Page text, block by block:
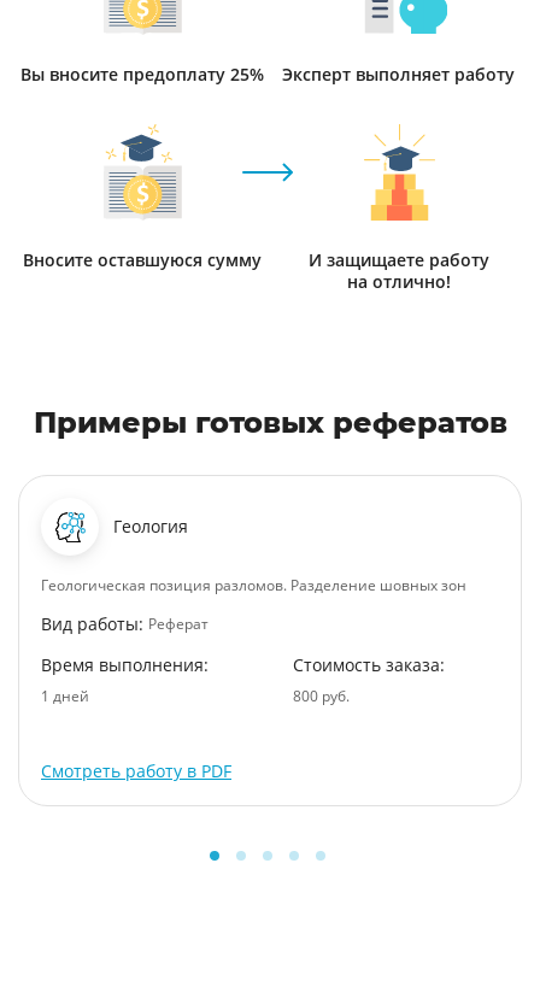
Вы вносите предоплату 25% Эксперт выполняет работу
Вносите оставшуюся сумму
И защищаете работу
на отлично!
Примеры готовых рефератов
Геология
Геологическая позиция разломов. Разделение шовных зон
Вид работы: Реферат
Время выполнения:
1 дней
Стоимость заказа:
800 руб.
Смотреть работу в PDF